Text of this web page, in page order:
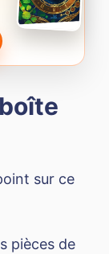
sur ce
pièces de